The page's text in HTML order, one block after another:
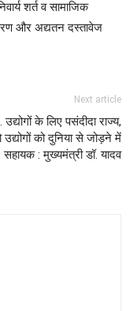
शर्त व सामाजिक
और अद्यतन दस्तावेज
Next article
उद्योगों के लिए पसंदीदा राज्य,
उद्योगों को दुनिया से जोड़ने में
सहायक : मुख्यमंत्री डॉ. यादव